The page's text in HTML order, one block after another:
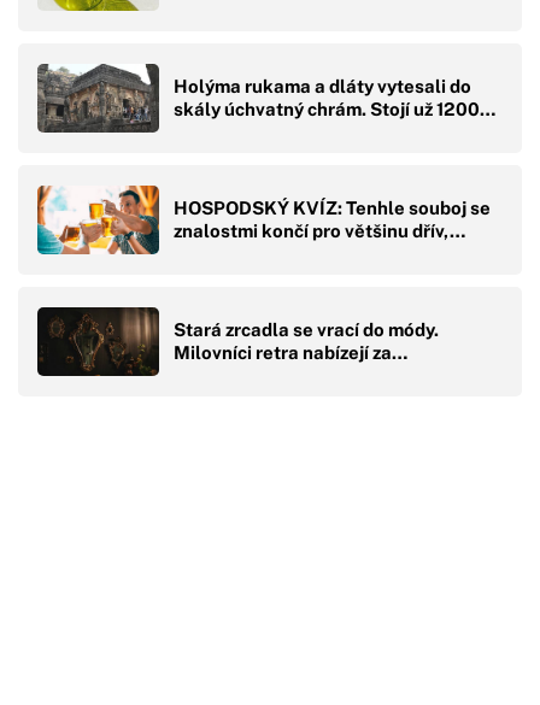
Holýma rukama a dláty vytesali do
skály úchvatný chrám. Stojí už 1200…
HOSPODSKÝ KVÍZ: Tenhle souboj se
znalostmi končí pro většinu dřív,…
Stará zrcadla se vrací do módy.
Milovníci retra nabízejí za…